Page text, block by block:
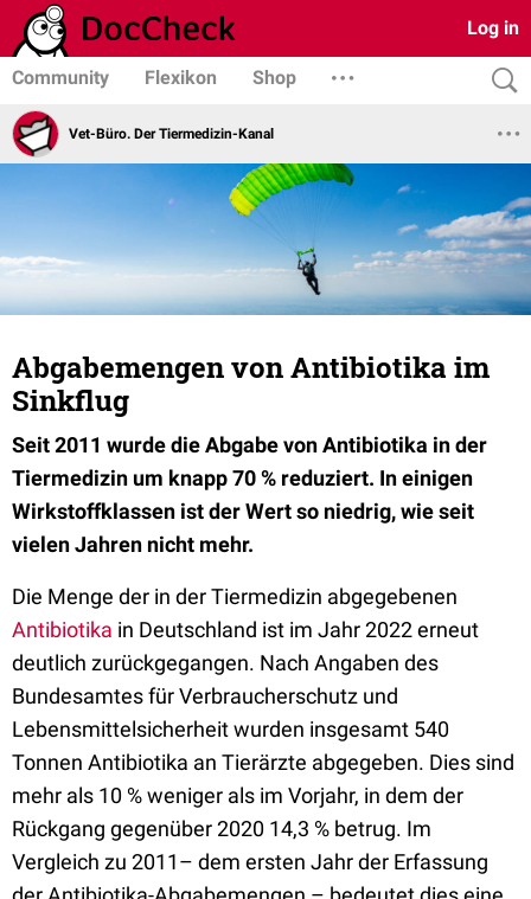
Log in
Community Flexikon Shop
Vet-Büro. Der Tiermedizin-Kanal
Abgabemengen von Antibiotika im
Sinkflug
Seit 2011 wurde die Abgabe von Antibiotika in der
Tiermedizin um knapp 70 % reduziert. In einigen
Wirkstoffklassen ist der Wert so niedrig, wie seit
vielen Jahren nicht mehr.
Die Menge der in der Tiermedizin abgegebenen
Antibiotika in Deutschland ist im Jahr 2022 erneut
deutlich zurückgegangen. Nach Angaben des
Bundesamtes für Verbraucherschutz und
Lebensmittelsicherheit wurden insgesamt 540
Tonnen Antibiotika an Tierärzte abgegeben. Dies sind
mehr als 10 % weniger als im Vorjahr, in dem der
Rückgang gegenüber 2020 14,3 % betrug. Im
Vergleich zu 2011– dem ersten Jahr der Erfassung